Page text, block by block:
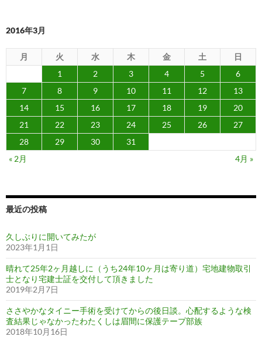
2016年3月
月 火 水 木 金 土
日
1
2 3 4 5
6
7
8 9 10 11 12
13
14
15 16 17 18 19
20
21
22 23 24 25 26
27
28
29 30
31
« 2月
4月 »
最近の投稿
久しぶりに開いてみたが
2023年1月1日
晴れて25年2ヶ月越しに（うち24年10ヶ月は寄り道）宅地建物取引
士となり宅建士証を交付して頂きました
2019年2月7日
ささやかなタイニー手術を受けてからの後日談。心配するような検
査結果じゃなかったわたくしは眉間に保護テープ部族
2018年10月16日